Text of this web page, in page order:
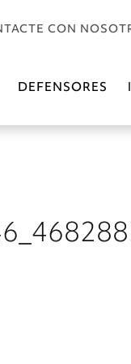
CON
DEFENSORES